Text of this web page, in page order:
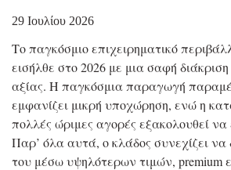
29 Ιουλίου 2026
Το παγκόσμιο επιχειρηματικό
εισήλθε στο 2026 με μια σαφή
αξίας. Η παγκόσμια παραγωγή
εμφανίζει μικρή υποχώρηση, ενώ η
πολλές ώριμες αγορές εξακολουθεί να
Παρ’ όλα αυτά, ο κλάδος συνεχίζει να
του μέσω υψηλότερων τιμών, premium